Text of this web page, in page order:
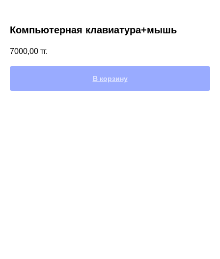
Компьютерная клавиатура+мышь
7000,00 тг.
В корзину